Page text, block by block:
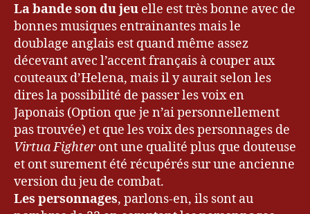
La bande son du jeu elle est très bonne avec de
bonnes musiques entrainantes mais le
doublage anglais est quand même assez
décevant avec l’accent français à couper aux
couteaux d’Helena, mais il y aurait selon les
dires la possibilité de passer les voix en
Japonais (Option que je n’ai personnellement
pas trouvée) et que les voix des personnages de
Virtua Fighteront une qualité plus que douteuse
et ont surement été récupérés sur une ancienne
version du jeu de combat.
Les personnages, parlons-en, ils sont au